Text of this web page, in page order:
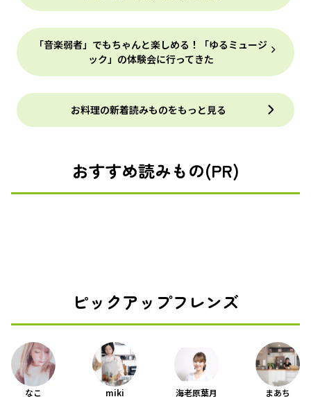
「音楽弱者」でもちゃんと楽しめる！「ゆるミュージ
ック」の体験会に行ってきた
お料理の新着読みものをもっと見る
おすすめ読みもの(PR)
ピックアップフレンズ
なこ miki 海老原葉月 まあち